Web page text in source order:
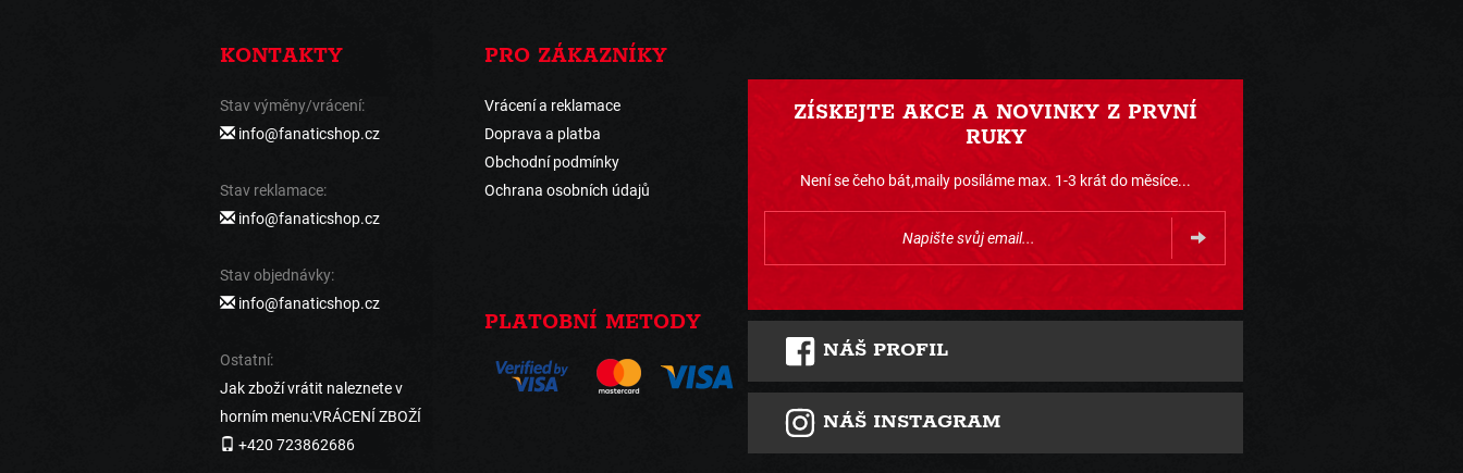
KONTAKTY
Stav výměny/vrácení:
info@fanaticshop.cz
Stav reklamace:
info@fanaticshop.cz
Stav objednávky:
info@fanaticshop.cz
Ostatní:
Jak zboží vrátit naleznete v
horním menu:VRÁCENÍ ZBOŽÍ
+420 723862686
PRO ZÁKAZNÍKY
Vrácení a reklamace
Doprava a platba
Obchodní podmínky
Ochrana osobních údajů
PLATOBNÍ METODY
ZÍSKEJTE AKCE A NOVINKY Z PRVNÍ
RUKY
Není se čeho bát,maily posíláme max. 1-3 krát do měsíce...
NÁŠ PROFIL
NÁŠ INSTAGRAM